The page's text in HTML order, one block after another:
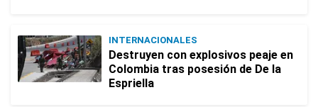
INTERNACIONALES
Destruyen con explosivos peaje en
Colombia tras posesión de De la
Espriella